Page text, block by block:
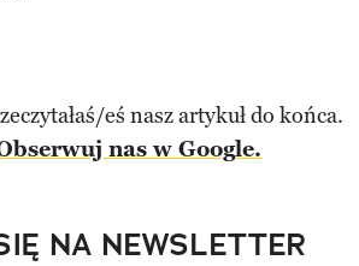
eś nasz artykuł do końca.
nas w Google.
NA NEWSLETTER